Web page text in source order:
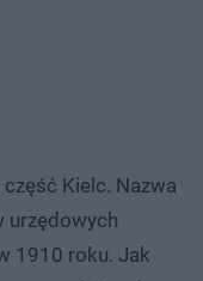
Kielc. Nazwa
urzędowych
1910 roku. Jak